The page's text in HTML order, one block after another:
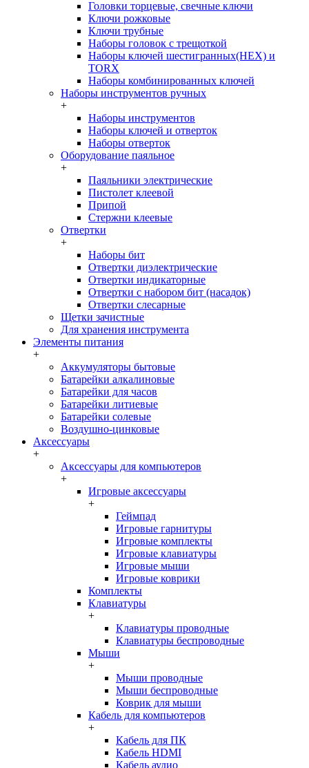
Головки торцевые, свечные ключи
Ключи рожковые
Ключи трубные
Наборы головок c трещоткой
Наборы ключей шестигранных(HEX) и
TORX
Наборы комбинированных ключей
Наборы инструментов ручных
+
Наборы инструментов
Наборы ключей и отверток
Наборы отверток
Оборудование паяльное
+
Паяльники электрические
Пистолет клеевой
Припой
Стержни клеевые
Отвертки
+
Наборы бит
Отвертки диэлектрические
Отвертки индикаторные
Отвертки с набором бит (насадок)
Отвертки слесарные
Щетки зачистные
Для хранения инструмента
Элементы питания
+
Аккумуляторы бытовые
Батарейки алкалиновые
Батарейки для часов
Батарейки литиевые
Батарейки солевые
Воздушно-цинковые
Аксессуары
+
Аксессуары для компьютеров
+
Игровые аксессуары
+
Геймпад
Игровые гарнитуры
Игровые комплекты
Игровые клавиатуры
Игровые мыши
Игровые коврики
Комплекты
Клавиатуры
+
Клавиатуры проводные
Клавиатуры беспроводные
Мыши
+
Мыши проводные
Мыши беспроводные
Коврик для мыши
Кабель для компьютеров
+
Кабель для ПК
Кабель HDMI
Кабель аудио